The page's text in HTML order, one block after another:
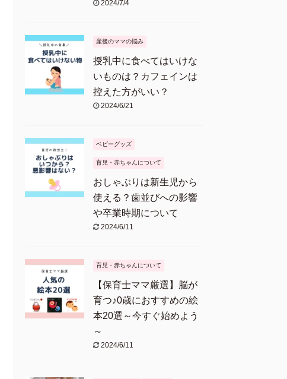
2024/7/4
産後のママの悩み
授乳中に食べてはいけな
いものは？カフェインは
控えた方がいい？
2024/6/21
ベビーグッズ
育児・赤ちゃんについて
おしゃぶりは新生児から
使える？歯並びへの影響
や卒業時期について
2024/6/11
育児・赤ちゃんについて
【保育士ママ厳選】脳が
育つ♪0歳におすすめの絵
本20選～今すぐ始めよう
～
2024/6/11